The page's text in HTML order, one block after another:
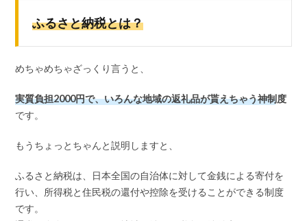
ふるさと納税とは？
めちゃめちゃざっくり言うと、
実質負担2000円で、いろんな地域の返礼品が貰えちゃう神制度
です。
もうちょっとちゃんと説明しますと、
ふるさと納税は、日本全国の自治体に対して金銭による寄付を
行い、所得税と住民税の還付や控除を受けることができる制度
です。